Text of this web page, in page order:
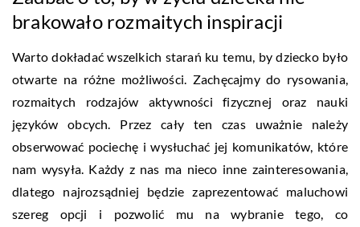
brakowało rozmaitych inspiracji
Warto dokładać wszelkich starań ku temu, by dziecko było
otwarte na różne możliwości. Zachęcajmy do rysowania,
rozmaitych rodzajów aktywności fizycznej oraz nauki
języków obcych. Przez cały ten czas uważnie należy
obserwować pociechę i wysłuchać jej komunikatów, które
nam wysyła. Każdy z nas ma nieco inne zainteresowania,
dlatego najrozsądniej będzie zaprezentować maluchowi
szereg opcji i pozwolić mu na wybranie tego, co